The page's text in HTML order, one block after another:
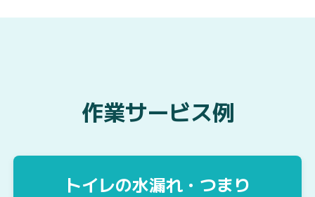
作業サービス例
トイレの水漏れ・つまり